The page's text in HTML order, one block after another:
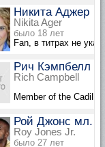
Никита Аджер
Nikita Ager
было 18 лет
Fan, в титрах не
Рич Кэмпбелл
Rich Campbell
Member of the
Рой Джонс мл.
Roy Jones Jr.
было 27 лет